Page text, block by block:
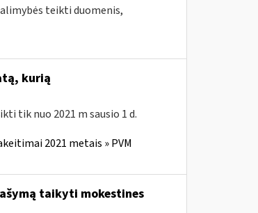
teikti duomenis,
kurią
tik nuo 2021 m sausio 1 d.
2021 metais » PVM
taikyti mokestines